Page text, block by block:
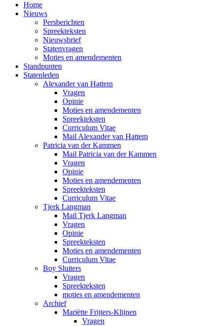
Home
Nieuws
Persberichten
Spreekteksten
Nieuwsbrief
Statenvragen
Moties en amendementen
Standpunten
Statenleden
Alexander van Hattem
Vragen
Opinie
Moties en amendementen
Spreekteksten
Curriculum Vitae
Mail Alexander van Hattem
Patricia van der Kammen
Mail Patricia van der Kammen
Vragen
Opinie
Moties en amendementen
Spreekteksten
Curriculum Vitae
Tjerk Langman
Mail Tjerk Langman
Vragen
Opinie
Spreekteksten
Moties en amendementen
Curriculum Vitae
Boy Sluiters
Vragen
Spreekteksten
moties en amendementen
Archief
Mariëtte Frijters-Klijnen
Vragen